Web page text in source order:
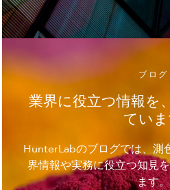
ブログ
業界に役立つ情報を
てい
HunterLabのブログでは、測
界情報や実務に役立つ知見
ます。